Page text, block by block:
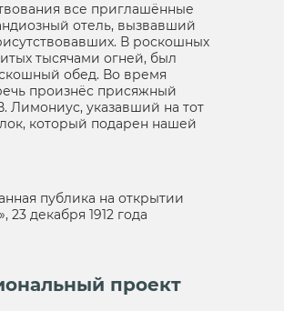
все приглашённые
отель, вызвавший
В роскошных
тысячами огней, был
обед. Во время
произнёс присяжный
Лимониус, указавший на тот
который подарен нашей
публика на открытии
23 декабря 1912 года
проект